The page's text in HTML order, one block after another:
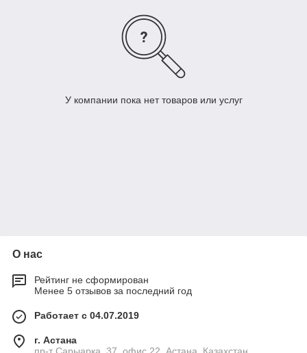
У компании пока нет товаров или услуг
О нас
Рейтинг не сформирован
Менее 5 отзывов за последний год
Работает с 04.07.2019
г. Астана